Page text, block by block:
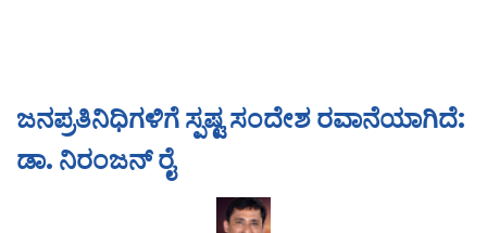
ಜನಪ್ರತಿನಿಧಿಗಳಿಗೆ ಸ್ಪಷ್ಟ ಸಂದೇಶ ರವಾನೆಯಾಗಿದೆ:
ಡಾ. ನಿರಂಜನ್ ರೈ